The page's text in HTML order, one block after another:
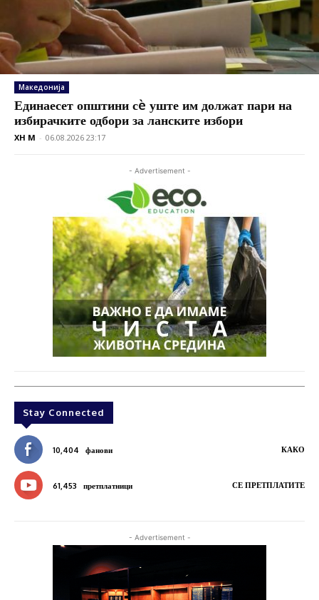
Македонија
Единаесет општини сè уште им должат пари на
избирачките одбори за ланските избори
XH M - 06.08.2026 23:17
- Advertisement -
Stay Connected
10,404 фанови КАКО
61,453 претплатници СЕ ПРЕТПЛАТИТЕ
- Advertisement -